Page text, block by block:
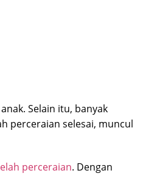
Selain itu, banyak
perceraian selesai, muncul
perceraian. Dengan